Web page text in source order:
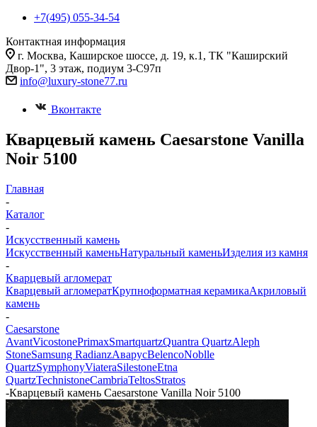
+7(495) 055-34-54
Контактная информация
г. Москва, Каширское шоссе, д. 19, к.1, ТК "Каширский
Двор-1", 3 этаж, подиум 3-С97п
info@luxury-stone77.ru
Вконтакте
Кварцевый камень Caesarstone Vanilla
Noir 5100
Главная
-
Каталог
-
Искусственный камень
Искусственный каменьНатуральный каменьИзделия из камня
-
Кварцевый агломерат
Кварцевый агломератКрупноформатная керамикаАкриловый
камень
-
Caesarstone
AvantVicostonePrimaxSmartquartzQuantra QuartzAleph
StoneSamsung RadianzАварусBelencoNoblle
QuartzSymphonyViateraSilestoneEtna
QuartzTechnistoneCambriaTeltosStratos
-Кварцевый камень Caesarstone Vanilla Noir 5100